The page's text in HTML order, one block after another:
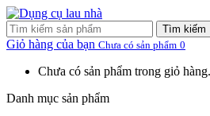
Tìm kiếm
Giỏ hàng của bạn Chưa có sản phẩm 0
Chưa có sản phẩm trong giỏ hàng.
Danh mục sản phẩm